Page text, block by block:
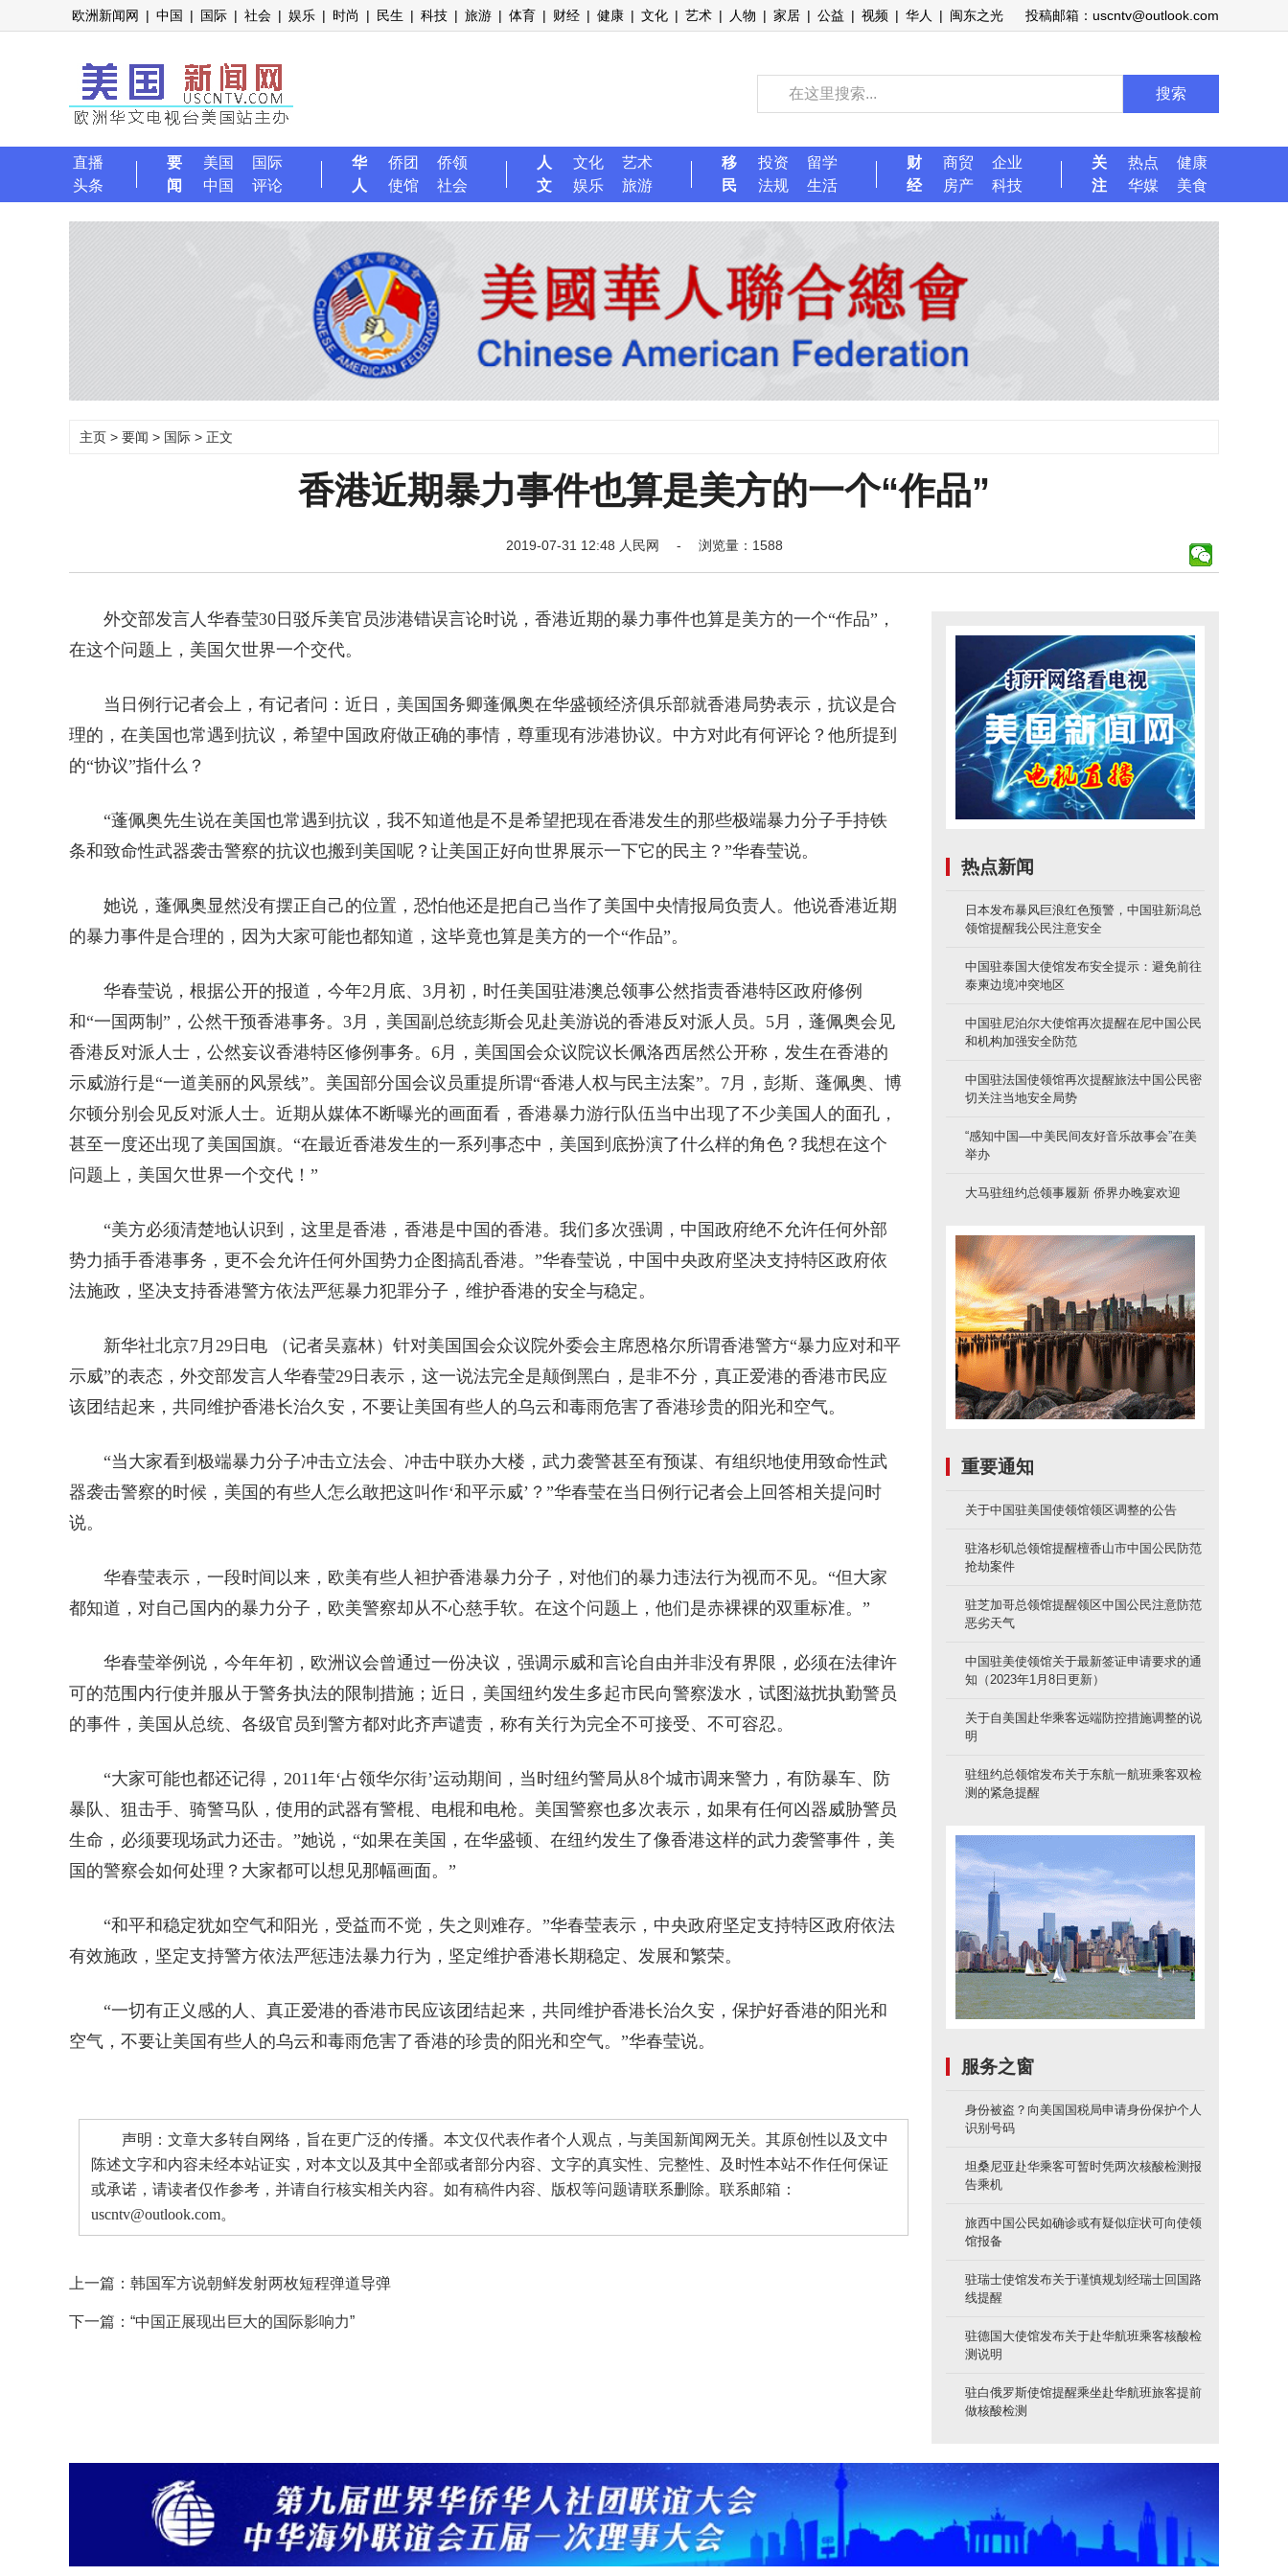
欧洲新闻网 | 中国 | 国际 | 社会 | 娱乐 | 时尚 | 民生 | 科技 | 旅游 | 体育 | 财经 | 健康 | 文化 | 艺术 | 人物 | 家居 | 公益 | 视频 | 华人 | 闽东之光 投稿邮箱：uscntv@outlook.com
搜索
直播
头条
要
闻
美国
国际
中国
评论
华
人
侨团
侨领
使馆
社会
人
文
文化
艺术
娱乐
旅游
移
民
投资
留学
法规
生活
财
经
商贸
企业
房产
科技
关
注
热点
健康
华媒
美食
主页 > 要闻 > 国际 > 正文
香港近期暴力事件也算是美方的一个“作品”
2019-07-31 12:48 人民网 - 浏览量：1588
外交部发言人华春莹30日驳斥美官员涉港错误言论时说，香港近期的暴力事件也算是美方的一个“作品”，
在这个问题上，美国欠世界一个交代。
当日例行记者会上，有记者问：近日，美国国务卿蓬佩奥在华盛顿经济俱乐部就香港局势表示，抗议是合
理的，在美国也常遇到抗议，希望中国政府做正确的事情，尊重现有涉港协议。中方对此有何评论？他所提到
的“协议”指什么？
“蓬佩奥先生说在美国也常遇到抗议，我不知道他是不是希望把现在香港发生的那些极端暴力分子手持铁
条和致命性武器袭击警察的抗议也搬到美国呢？让美国正好向世界展示一下它的民主？”华春莹说。
她说，蓬佩奥显然没有摆正自己的位置，恐怕他还是把自己当作了美国中央情报局负责人。他说香港近期
的暴力事件是合理的，因为大家可能也都知道，这毕竟也算是美方的一个“作品”。
华春莹说，根据公开的报道，今年2月底、3月初，时任美国驻港澳总领事公然指责香港特区政府修例
和“一国两制”，公然干预香港事务。3月，美国副总统彭斯会见赴美游说的香港反对派人员。5月，蓬佩奥会见
香港反对派人士，公然妄议香港特区修例事务。6月，美国国会众议院议长佩洛西居然公开称，发生在香港的
示威游行是“一道美丽的风景线”。美国部分国会议员重提所谓“香港人权与民主法案”。7月，彭斯、蓬佩奥、博
尔顿分别会见反对派人士。近期从媒体不断曝光的画面看，香港暴力游行队伍当中出现了不少美国人的面孔，
甚至一度还出现了美国国旗。“在最近香港发生的一系列事态中，美国到底扮演了什么样的角色？我想在这个
问题上，美国欠世界一个交代！”
“美方必须清楚地认识到，这里是香港，香港是中国的香港。我们多次强调，中国政府绝不允许任何外部
势力插手香港事务，更不会允许任何外国势力企图搞乱香港。”华春莹说，中国中央政府坚决支持特区政府依
法施政，坚决支持香港警方依法严惩暴力犯罪分子，维护香港的安全与稳定。
新华社北京7月29日电 （记者吴嘉林）针对美国国会众议院外委会主席恩格尔所谓香港警方“暴力应对和平
示威”的表态，外交部发言人华春莹29日表示，这一说法完全是颠倒黑白，是非不分，真正爱港的香港市民应
该团结起来，共同维护香港长治久安，不要让美国有些人的乌云和毒雨危害了香港珍贵的阳光和空气。
“当大家看到极端暴力分子冲击立法会、冲击中联办大楼，武力袭警甚至有预谋、有组织地使用致命性武
器袭击警察的时候，美国的有些人怎么敢把这叫作‘和平示威’？”华春莹在当日例行记者会上回答相关提问时
说。
华春莹表示，一段时间以来，欧美有些人袒护香港暴力分子，对他们的暴力违法行为视而不见。“但大家
都知道，对自己国内的暴力分子，欧美警察却从不心慈手软。在这个问题上，他们是赤裸裸的双重标准。”
华春莹举例说，今年年初，欧洲议会曾通过一份决议，强调示威和言论自由并非没有界限，必须在法律许
可的范围内行使并服从于警务执法的限制措施；近日，美国纽约发生多起市民向警察泼水，试图滋扰执勤警员
的事件，美国从总统、各级官员到警方都对此齐声谴责，称有关行为完全不可接受、不可容忍。
“大家可能也都还记得，2011年‘占领华尔街’运动期间，当时纽约警局从8个城市调来警力，有防暴车、防
暴队、狙击手、骑警马队，使用的武器有警棍、电棍和电枪。美国警察也多次表示，如果有任何凶器威胁警员
生命，必须要现场武力还击。”她说，“如果在美国，在华盛顿、在纽约发生了像香港这样的武力袭警事件，美
国的警察会如何处理？大家都可以想见那幅画面。”
“和平和稳定犹如空气和阳光，受益而不觉，失之则难存。”华春莹表示，中央政府坚定支持特区政府依法
有效施政，坚定支持警方依法严惩违法暴力行为，坚定维护香港长期稳定、发展和繁荣。
“一切有正义感的人、真正爱港的香港市民应该团结起来，共同维护香港长治久安，保护好香港的阳光和
空气，不要让美国有些人的乌云和毒雨危害了香港的珍贵的阳光和空气。”华春莹说。
声明：文章大多转自网络，旨在更广泛的传播。本文仅代表作者个人观点，与美国新闻网无关。其原创性以及文中
陈述文字和内容未经本站证实，对本文以及其中全部或者部分内容、文字的真实性、完整性、及时性本站不作任何保证
或承诺，请读者仅作参考，并请自行核实相关内容。如有稿件内容、版权等问题请联系删除。联系邮箱：
uscntv@outlook.com。
上一篇： 韩国军方说朝鲜发射两枚短程弹道导弹
下一篇： “中国正展现出巨大的国际影响力”
热点新闻
日本发布暴风巨浪红色预警，中国驻新潟总
领馆提醒我公民注意安全
中国驻泰国大使馆发布安全提示：避免前往
泰柬边境冲突地区
中国驻尼泊尔大使馆再次提醒在尼中国公民
和机构加强安全防范
中国驻法国使领馆再次提醒旅法中国公民密
切关注当地安全局势
“感知中国—中美民间友好音乐故事会”在美
举办
大马驻纽约总领事履新 侨界办晚宴欢迎
重要通知
关于中国驻美国使领馆领区调整的公告
驻洛杉矶总领馆提醒檀香山市中国公民防范
抢劫案件
驻芝加哥总领馆提醒领区中国公民注意防范
恶劣天气
中国驻美使领馆关于最新签证申请要求的通
知（2023年1月8日更新）
关于自美国赴华乘客远端防控措施调整的说
明
驻纽约总领馆发布关于东航一航班乘客双检
测的紧急提醒
服务之窗
身份被盗？向美国国税局申请身份保护个人
识别号码
坦桑尼亚赴华乘客可暂时凭两次核酸检测报
告乘机
旅西中国公民如确诊或有疑似症状可向使领
馆报备
驻瑞士使馆发布关于谨慎规划经瑞士回国路
线提醒
驻德国大使馆发布关于赴华航班乘客核酸检
测说明
驻白俄罗斯使馆提醒乘坐赴华航班旅客提前
做核酸检测